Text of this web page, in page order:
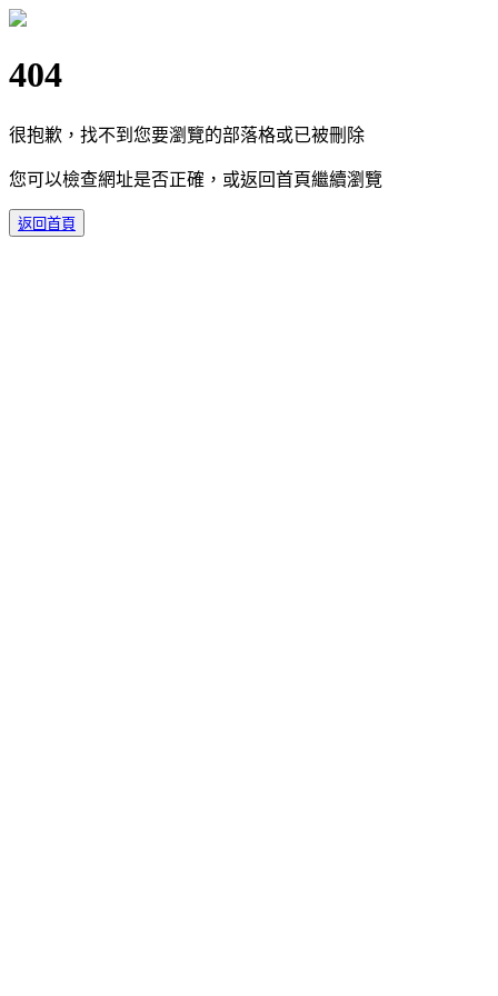
404
很抱歉，找不到您要瀏覽的部落格或已被刪除
您可以檢查網址是否正確，或返回首頁繼續瀏覽
返回首頁